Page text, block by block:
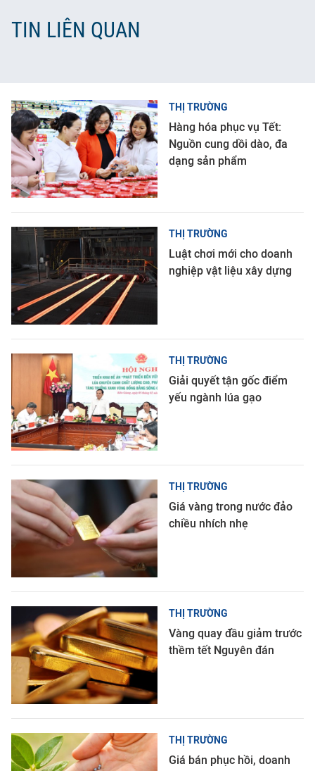
TIN LIÊN QUAN
THỊ TRƯỜNG
Hàng hóa phục vụ Tết:
Nguồn cung dồi dào, đa
dạng sản phẩm
THỊ TRƯỜNG
Luật chơi mới cho doanh
nghiệp vật liệu xây dựng
THỊ TRƯỜNG
Giải quyết tận gốc điểm
yếu ngành lúa gạo
THỊ TRƯỜNG
Giá vàng trong nước đảo
chiều nhích nhẹ
THỊ TRƯỜNG
Vàng quay đầu giảm trước
thềm tết Nguyên đán
THỊ TRƯỜNG
Giá bán phục hồi, doanh